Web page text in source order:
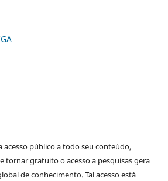
acesso público a todo seu conteúdo,
tornar gratuito o acesso a pesquisas gera
de conhecimento. Tal acesso está